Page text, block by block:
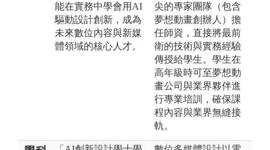
能在實務中學會用AI
驅動設計創新，成為
未來數位內容與新媒
體領域的核心人才。
尖的專家團隊（包含
夢想動畫創辦人）擔
任師資，直接將最前
衛的技術與實務經驗
傳授給學生。學生在
高年級時可至夢想動
畫公司與業界夥伴進
行專業培訓，確保課
程內容與業界無縫接
軌。